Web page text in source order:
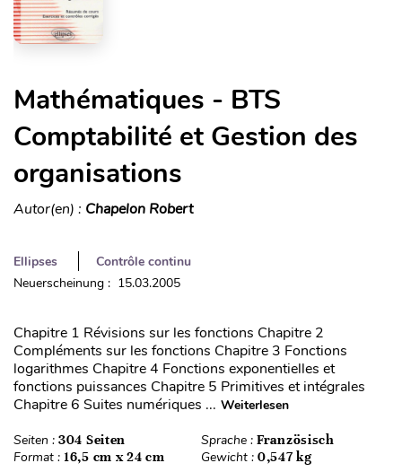
Mathématiques - BTS
Comptabilité et Gestion des
organisations
Autor(en) : Chapelon Robert
Ellipses
Contrôle continu
Neuerscheinung : 15.03.2005
Chapitre 1 Révisions sur les fonctions Chapitre 2
Compléments sur les fonctions Chapitre 3 Fonctions
logarithmes Chapitre 4 Fonctions exponentielles et
fonctions puissances Chapitre 5 Primitives et intégrales
Chapitre 6 Suites numériques ... Weiterlesen
Seiten : 304 Seiten Sprache : Französisch
Format : 16,5 cm x 24 cm Gewicht : 0,547 kg